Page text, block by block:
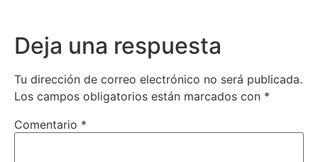
Deja una respuesta
Tu dirección de correo electrónico no será publicada.
Los campos obligatorios están marcados con *
Comentario *